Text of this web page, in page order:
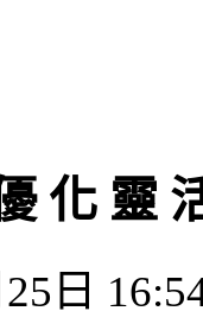
化 靈
日